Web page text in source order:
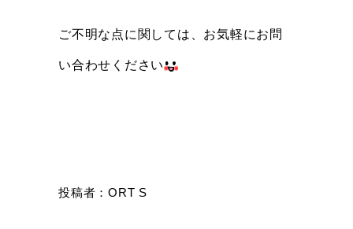
ご不明な点に関しては、お気軽にお問
い合わせください
投稿者：ORT S